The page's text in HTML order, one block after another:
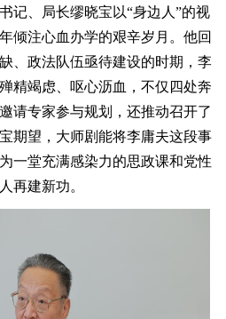
记、局长缪晓宝以“身边人”的视
倾注心血办学的艰辛岁月。他回
、政法队伍亟待建设的时期，李
精竭虑、呕心沥血，不仅四处奔
请专家参与规划，还推动召开了
期望，大师剧能将李庸夫这段事
一堂充满感染力的思政课和党性
再建新功。